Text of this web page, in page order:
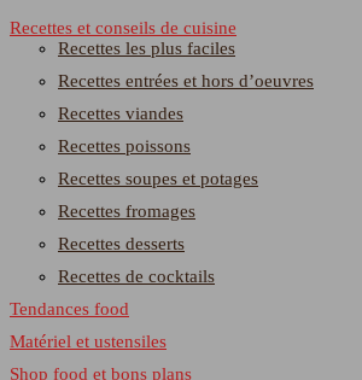
Recettes et conseils de cuisine
Recettes les plus faciles
Recettes entrées et hors d’oeuvres
Recettes viandes
Recettes poissons
Recettes soupes et potages
Recettes fromages
Recettes desserts
Recettes de cocktails
Tendances food
Matériel et ustensiles
Shop food et bons plans